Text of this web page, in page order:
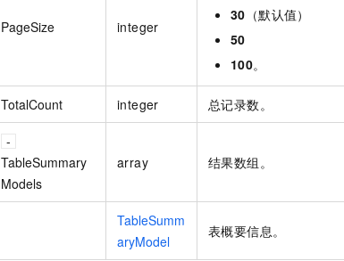
PageSize integer
30 （默认值）
50
100。
TotalCount integer 总记录数。
TableSummary
Models
array 结果数组。
TableSumm
aryModel
表概要信息。